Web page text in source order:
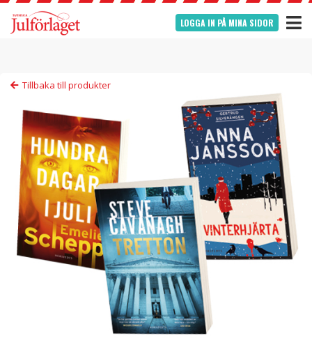
LOGGA IN PÅ MINA SIDOR
Tillbaka till produkter